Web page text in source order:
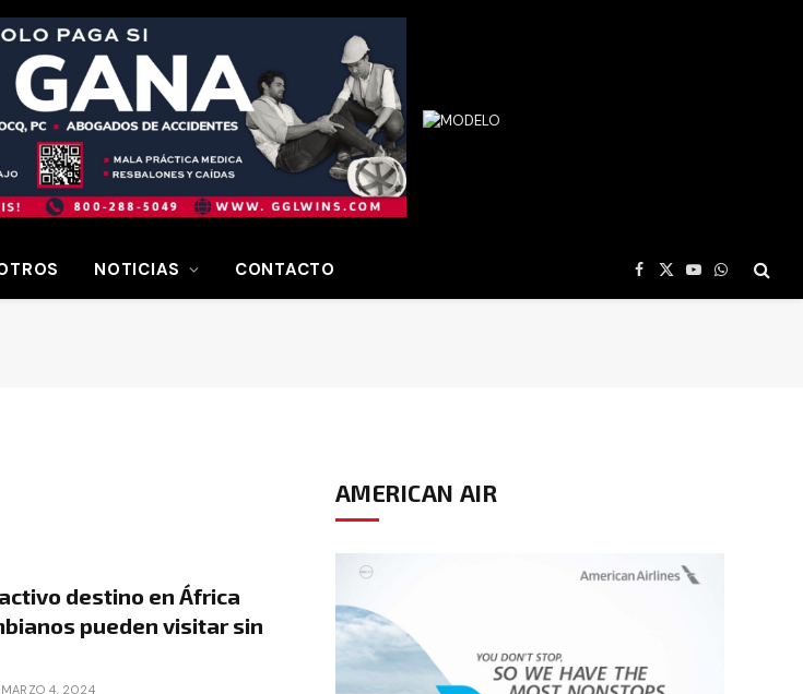
NOTICIAS CONTACTO Facebook
X
(Twitter)
YouTube
WhatsApp
destino en África
pueden visitar sin
MARZO 4, 2024
AMERICAN AIR